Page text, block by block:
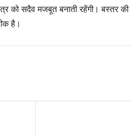
को सदैव मजबूत बनाती रहेंगी। बस्तर
है।